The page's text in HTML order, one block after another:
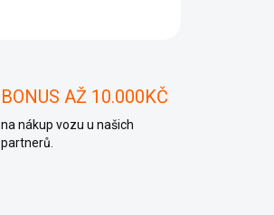
BONUS AŽ 10.000KČ
na nákup vozu u našich
partnerů.